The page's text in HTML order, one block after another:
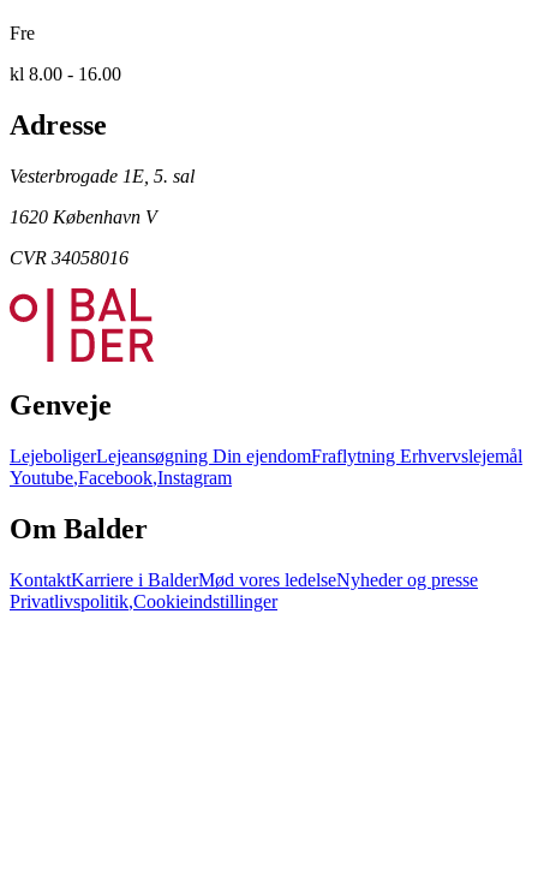
Fre
kl 8.00 - 16.00
Adresse
Vesterbrogade 1E, 5. sal
1620 København V
CVR 34058016
Genveje
LejeboligerLejeansøgning Din ejendomFraflytning Erhvervslejemål
Youtube,Facebook,Instagram
Om Balder
KontaktKarriere i BalderMød vores ledelseNyheder og presse
Privatlivspolitik,Cookieindstillinger